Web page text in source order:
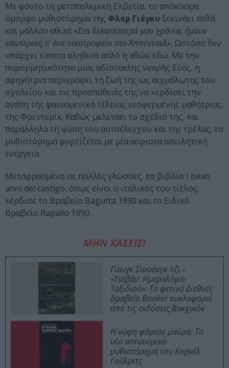
Με φόντο τη μεταπολεμική Ελβετία, το απόκοσμα
όμορφο μυθιστόρημα της Φλερ Γιέγκυ ξεκινάει απλά
και μάλλον αθώα: «Στα δεκατέσσερά μου χρόνια, ήμουν
εσωτερική σ’ ένα οικοτροφείο στο Άππεντσελ». Ωστόσο δεν
υπάρχει τίποτα αληθινά απλό η αθώο εδώ. Με την
παρορμητικότητα μιας αδίστακτης νεαρής Εύας, η
αφηγήτρια περιγράφει τη ζωή της ως αιχμάλωτης του
σχολείου και τις προσπάθειές της να κερδίσει την
αγάπη της φαινομενικά τέλειας νεοφερμένης μαθήτριας,
της Φρεντερίκ. Καθώς μελετάει το σχέδιό της, και
παράλληλα τη φύση του αυτοέλεγχου και της τρέλας, το
μυθιστόρημα φορτίζεται με μία αόριστα απειλητική
ενέργεια.
Μεταφρασμένο σε πολλές γλώσσες, το βιβλίο I beati
anni del castigo, όπως είναι ο ιταλικός του τίτλος,
κέρδισε το Βραβείο Bagutta 1990 και το Ειδικό
Βραβείο Rapallo 1990.
ΜΗΝ ΧΑΣΕΙΣ!
Γιανγκ Σιουάνγκ-τζι –
«Ταϊβάν: Ημερολόγιο
Ταξιδιού»: Το φετινό Διεθνές
Βραβείο Booker κυκλοφορεί
από τις εκδόσεις Βακχικόν
Η νύφη φόρεσε μαύρα: Το
νέο αστυνομικό
μυθιστόρημα του Κορνέλ
Γούλριτς